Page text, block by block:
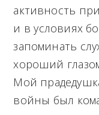
активность
и в условиях
запоминать
хороший
Мой
войны был